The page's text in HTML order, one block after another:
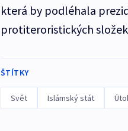
která by podléhala
protiteroristických
ŠTÍTKY
Svět Islámský stát